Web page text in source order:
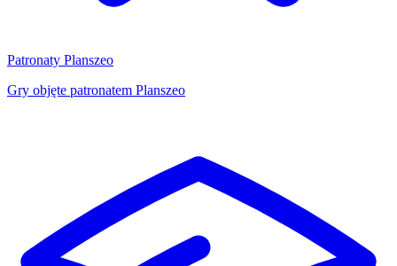
Patronaty Planszeo
Gry objęte patronatem Planszeo